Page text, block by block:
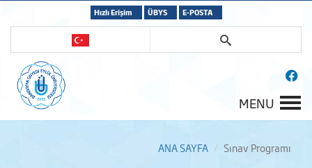
Hızlı Erişim ÜBYS E-POSTA
MENU
ANA SAYFA Sınav Programı